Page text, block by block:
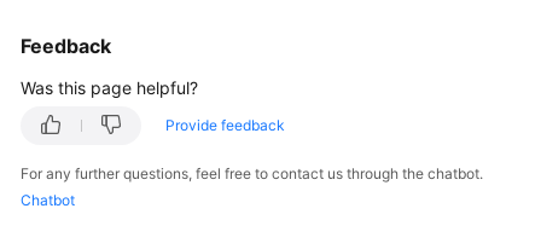
Guide
Best
Practices
API
Reference
Feedback
Was this page helpful?
Provide feedback
For any further questions, feel free to contact us through the chatbot.
Chatbot